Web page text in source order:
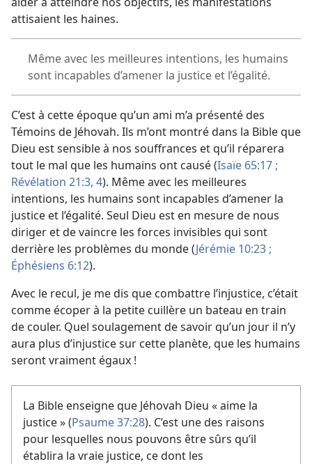
attisaient les haines.
Même avec les meilleures intentions, les humains
sont incapables d’amener la justice et l’égalité.
C’est à cette époque qu’un ami m’a présenté des
Témoins de Jéhovah. Ils m’ont montré dans la Bible que
Dieu est sensible à nos souffrances et qu’il réparera
tout le mal que les humains ont causé (Isaïe 65:17 ;
Révélation 21:3, 4). Même avec les meilleures
intentions, les humains sont incapables d’amener la
justice et l’égalité. Seul Dieu est en mesure de nous
diriger et de vaincre les forces invisibles qui sont
derrière les problèmes du monde (Jérémie 10:23 ;
Éphésiens 6:12).
Avec le recul, je me dis que combattre l’injustice, c’était
comme écoper à la petite cuillère un bateau en train
de couler. Quel soulagement de savoir qu’un jour il n’y
aura plus d’injustice sur cette planète, que les humains
seront vraiment égaux !
La Bible enseigne que Jéhovah Dieu « aime la
justice » (Psaume 37:28). C’est une des raisons
pour lesquelles nous pouvons être sûrs qu’il
établira la vraie justice, ce dont les